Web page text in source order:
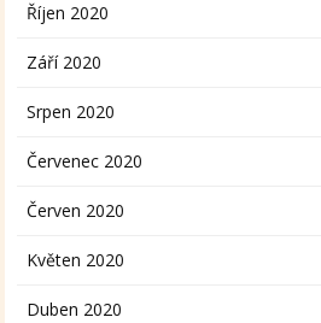
Říjen 2020
Září 2020
Srpen 2020
Červenec 2020
Červen 2020
Květen 2020
Duben 2020